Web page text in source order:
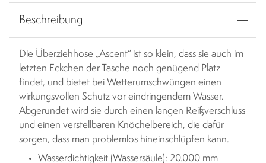
Beschreibung
Die Überziehhose „Ascent“ ist so klein, dass sie auch im
letzten Eckchen der Tasche noch genügend Platz
findet, und bietet bei Wetterumschwüngen einen
wirkungsvollen Schutz vor eindringendem Wasser.
Abgerundet wird sie durch einen langen Reißverschluss
und einen verstellbaren Knöchelbereich, die dafür
sorgen, dass man problemlos hineinschlüpfen kann.
Wasserdichtigkeit (Wassersäule): 20.000 mm